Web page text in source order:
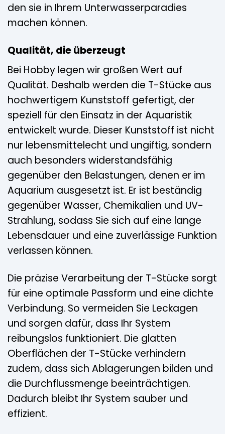
den sie in Ihrem Unterwasserparadies
machen können.
Qualität, die überzeugt
Bei Hobby legen wir großen Wert auf
Qualität. Deshalb werden die T-Stücke aus
hochwertigem Kunststoff gefertigt, der
speziell für den Einsatz in der Aquaristik
entwickelt wurde. Dieser Kunststoff ist nicht
nur lebensmittelecht und ungiftig, sondern
auch besonders widerstandsfähig
gegenüber den Belastungen, denen er im
Aquarium ausgesetzt ist. Er ist beständig
gegenüber Wasser, Chemikalien und UV-
Strahlung, sodass Sie sich auf eine lange
Lebensdauer und eine zuverlässige Funktion
verlassen können.
Die präzise Verarbeitung der T-Stücke sorgt
für eine optimale Passform und eine dichte
Verbindung. So vermeiden Sie Leckagen
und sorgen dafür, dass Ihr System
reibungslos funktioniert. Die glatten
Oberflächen der T-Stücke verhindern
zudem, dass sich Ablagerungen bilden und
die Durchflussmenge beeinträchtigen.
Dadurch bleibt Ihr System sauber und
effizient.